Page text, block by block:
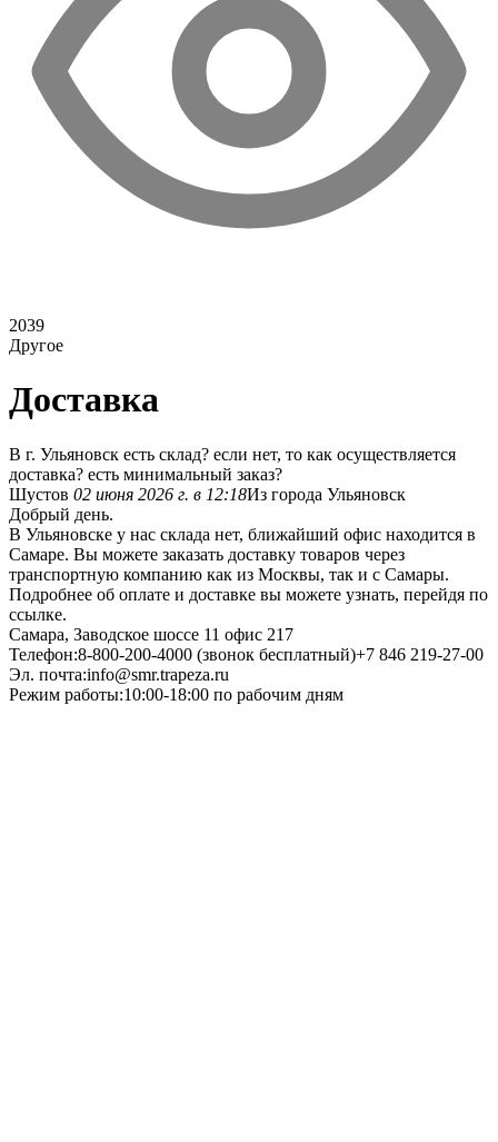
2039
Другое
Доставка
В г. Ульяновск есть склад? если нет, то как осуществляется
доставка? есть минимальный заказ?
Шустов 02 июня 2026 г. в 12:18Из города Ульяновск
Добрый день.
В Ульяновске у нас склада нет, ближайший офис находится в
Самаре. Вы можете заказать доставку товаров через
транспортную компанию как из Москвы, так и с Самары.
Подробнее об оплате и доставке вы можете узнать, перейдя по
ссылке.
Самара, Заводское шоссе 11 офис 217
Телефон:8-800-200-4000 (звонок бесплатный)+7 846 219-27-00
Эл. почта:info@smr.trapeza.ru
Режим работы:10:00-18:00 по рабочим дням